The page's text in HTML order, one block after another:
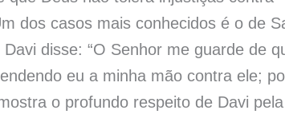
dos casos mais conhecidos é o de
disse: “O Senhor me guarde de
eu a minha mão contra ele;
o profundo respeito de Davi pela